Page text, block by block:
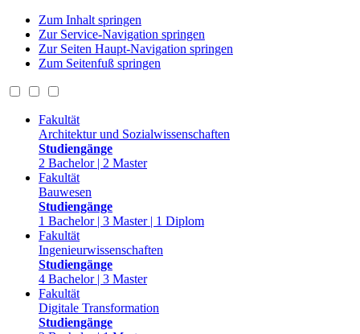
Zum Inhalt springen
Zur Service-Navigation springen
Zur Seiten Haupt-Navigation springen
Zum Seitenfuß springen
Fakultät
Architektur und Sozialwissenschaften
Studiengänge
2 Bachelor | 2 Master
Fakultät
Bauwesen
Studiengänge
1 Bachelor | 3 Master | 1 Diplom
Fakultät
Ingenieurwissenschaften
Studiengänge
4 Bachelor | 3 Master
Fakultät
Digitale Transformation
Studiengänge